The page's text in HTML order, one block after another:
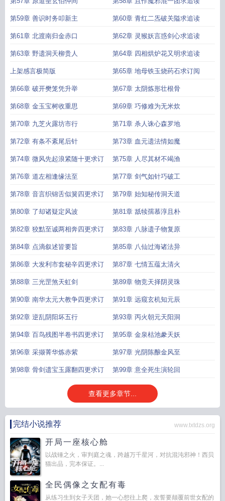
第59章 善识时务叩新主 第60章 青红二炁破关隘求追读
第61章 北渡南归金赤口 第62章 灵猴妖言惑剑心求追读
第63章 野遗洞天柳贵人 第64章 四相烘炉花又明求追读
上架感言极简版 第65章 地母铁玉烧药石求订阅
第66章 破开樊笼凭升举 第67章 太阴炼形壮根骨
第68章 金玉宝树收重思 第69章 巧修难为无米炊
第70章 九芝火露坊市行 第71章 杀人诛心森罗地
第72章 有条不紊尾后针 第73章 血元遗法情如魔
第74章 微风先起浪紧随十更求订 第75章 人尽其材不竭渔
第76章 道左相逢缘法至 第77章 剑气如针巧破工
第78章 音言织锦舌似簧四更求订 第79章 始知秘传洞天道
第80章 了却诸疑定风波 第81章 舐犊孺慕淳且朴
第82章 狡黠至诚两相奔四更求订 第83章 八脉遗子物复原
第84章 点滴叙述皆要旨 第85章 八仙过海诸法异
第86章 大发利市套秘辛四更求订 第87章 七情五蕴太清火
第88章 三光罡煞天虹剑 第89章 物竞天择阴灵珠
第90章 南华太元大教争四更求订 第91章 远窥玄机知元辰
第92章 逆乱阴阳坏五行 第93章 丙火朝元天阳洞
第94章 百鸟残图半卷书四更求订 第95章 金泉枯池豢天妖
第96章 采撷菁华炼赤紫 第97章 光阴陈酿金风至
第98章 骨剑遗宝玉露翻四更求订 第99章 意全死生演轮回
查看更多章节...
完结小说推荐 www.txtdzs.org
开局一座核心舱
以战锤之火，审判庭之魂，跨越万千星河，对抗混沌邪神！西贝
猫出品，完本保证。...
全民偶像之女配有毒
从练习生到女子天团，她一心想往上爬，发誓要颠覆前世女配的